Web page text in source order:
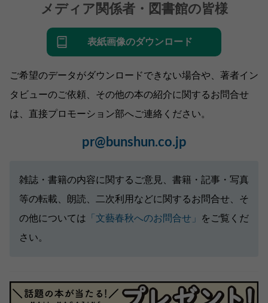
メディア関係者・図書館の皆様
表紙画像のダウンロード
ご希望のデータがダウンロードできない場合や、著者イン
タビューのご依頼、その他の本の紹介に関するお問合せ
は、直接プロモーション部へご連絡ください。
pr@bunshun.co.jp
雑誌・書籍の内容に関するご意見、書籍・記事・写真
等の転載、朗読、二次利用などに関するお問合せ、そ
の他については 「文藝春秋へのお問合せ」
をご覧くだ
さい。